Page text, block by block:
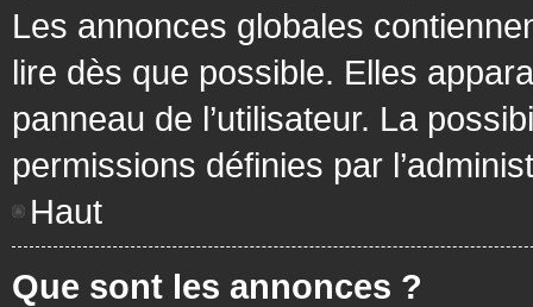
Les annonces globales
lire dès que possible. Elles
panneau de l’utilisateur. La
permissions définies par
Haut
Que sont les annonces ?